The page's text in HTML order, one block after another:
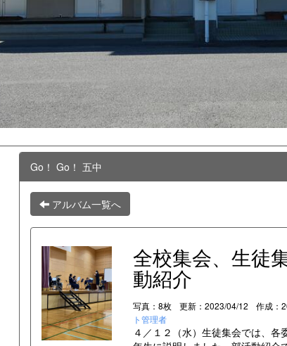
Go！ Go！ 五中
アルバム一覧へ
全校集会、生徒
動紹介
写真：8枚 更新：2023/04/12 作成：
ト管理者
４／１２（水）生徒集会では、各